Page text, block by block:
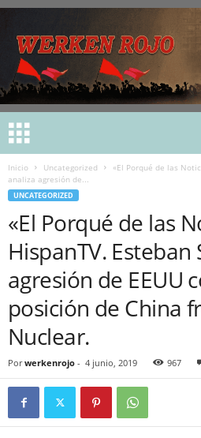
Inicio Uncategorized
«El Porqué de las
analiza agresión de...
UNCATEGORIZED
«El Porqué de las
HispanTV. Esteban
agresión de EEUU
posición de China
Nuclear.
Por werkenrojo - 4 junio, 2019 967